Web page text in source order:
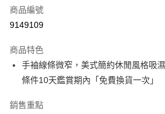
超商取貨付款
Apple Pay
悠遊付
Google Pay
商品編號
9149109
商品特色
手袖線條微窄，美式簡約休閒風格吸
條件10天鑑賞期內「免費換貨一次」
銷售重點